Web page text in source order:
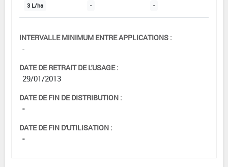
3 L/ha - -
INTERVALLE MINIMUM ENTRE APPLICATIONS :
-
DATE DE RETRAIT DE L'USAGE :
29/01/2013
DATE DE FIN DE DISTRIBUTION :
-
DATE DE FIN D'UTILISATION :
-